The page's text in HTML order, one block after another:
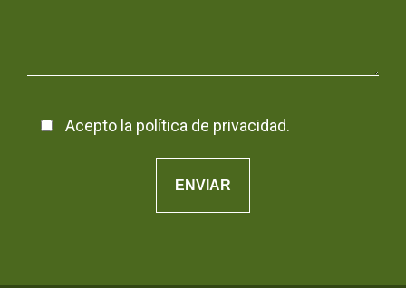
Acepto la política de privacidad.